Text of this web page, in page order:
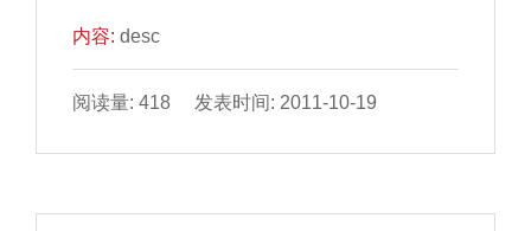
内容:desc
阅读量: 418 发表时间: 2011-10-19